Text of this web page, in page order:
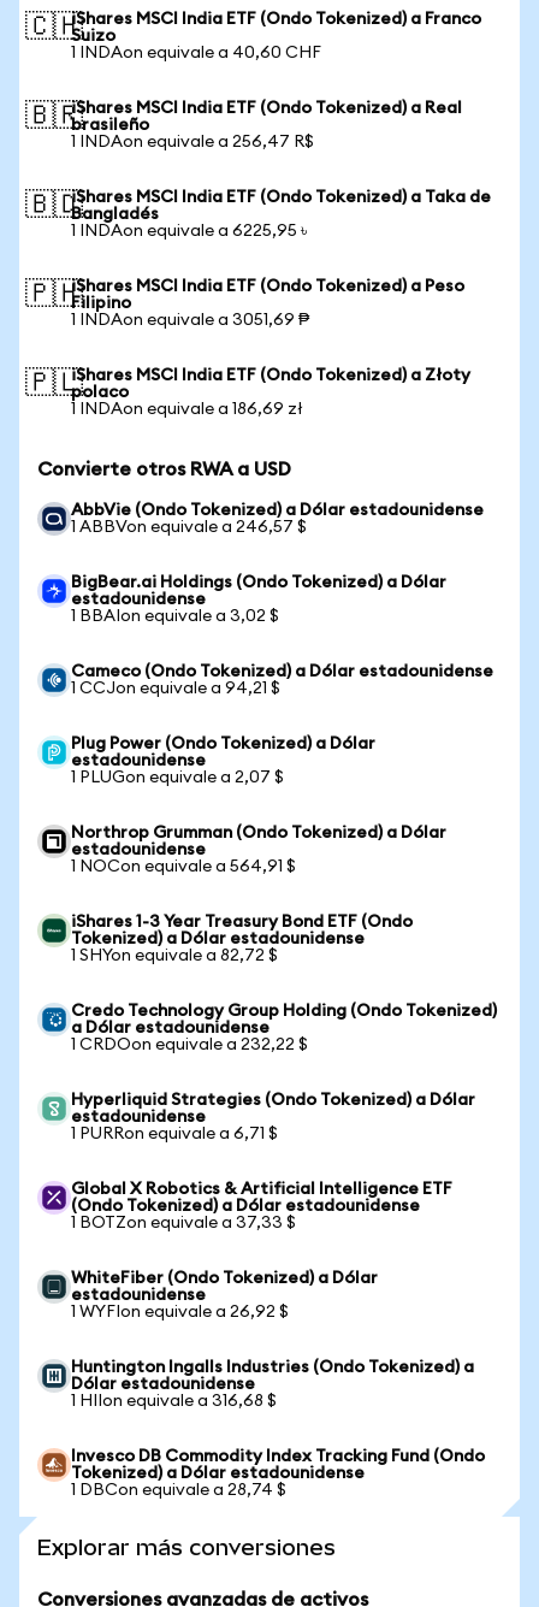
🇨🇭iShares MSCI India ETF (Ondo Tokenized) a Franco
Suizo
1 INDAon equivale a 40,60 CHF
🇧🇷iShares MSCI India ETF (Ondo Tokenized) a Real
brasileño
1 INDAon equivale a 256,47 R$
🇧🇩iShares MSCI India ETF (Ondo Tokenized) a Taka de
Bangladés
1 INDAon equivale a 6225,95 ৳
🇵🇭iShares MSCI India ETF (Ondo Tokenized) a Peso
Filipino
1 INDAon equivale a 3051,69 ₱
🇵🇱iShares MSCI India ETF (Ondo Tokenized) a Złoty
polaco
1 INDAon equivale a 186,69 zł
Convierte otros RWA a USD
AbbVie (Ondo Tokenized) a Dólar estadounidense
1 ABBVon equivale a 246,57 $
BigBear.ai Holdings (Ondo Tokenized) a Dólar
estadounidense
1 BBAIon equivale a 3,02 $
Cameco (Ondo Tokenized) a Dólar estadounidense
1 CCJon equivale a 94,21 $
Plug Power (Ondo Tokenized) a Dólar
estadounidense
1 PLUGon equivale a 2,07 $
Northrop Grumman (Ondo Tokenized) a Dólar
estadounidense
1 NOCon equivale a 564,91 $
iShares 1-3 Year Treasury Bond ETF (Ondo
Tokenized) a Dólar estadounidense
1 SHYon equivale a 82,72 $
Credo Technology Group Holding (Ondo Tokenized)
a Dólar estadounidense
1 CRDOon equivale a 232,22 $
Hyperliquid Strategies (Ondo Tokenized) a Dólar
estadounidense
1 PURRon equivale a 6,71 $
Global X Robotics & Artificial Intelligence ETF
(Ondo Tokenized) a Dólar estadounidense
1 BOTZon equivale a 37,33 $
WhiteFiber (Ondo Tokenized) a Dólar
estadounidense
1 WYFIon equivale a 26,92 $
Huntington Ingalls Industries (Ondo Tokenized) a
Dólar estadounidense
1 HIIon equivale a 316,68 $
Invesco DB Commodity Index Tracking Fund (Ondo
Tokenized) a Dólar estadounidense
1 DBCon equivale a 28,74 $
Explorar más conversiones
Conversiones avanzadas de activos